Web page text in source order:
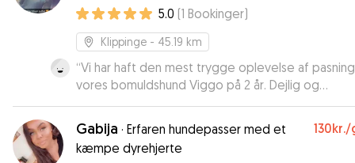
5.0 (1 Bookinger)
Klippinge - 45.19 km
“Vi har haft den mest trygge oplevelse af
vores bomuldshund Viggo på 2 år. Dejlig og
imødekommende familie, der har sørget for et
og trygt miljø i den uge vi har været på ferie.
blevet forkælet og nusset om og vi kunne ikke
ønsket os et bedre sted til pasning. Vi vil helt klart
Gabija · Erfaren hundepasser med et
kæmpe dyrehjerte
130kr./